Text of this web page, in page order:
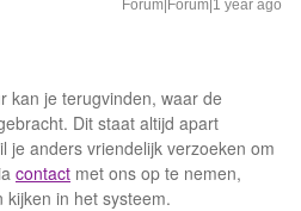
Forum|Forum|1 year ago
kan je terugvinden, waar de
Dit staat altijd apart
je anders vriendelijk verzoeken om
contact met ons op te nemen,
in het systeem.